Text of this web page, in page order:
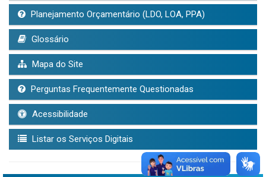
Planejamento Orçamentário (LDO, LOA, PPA)
Glossário
Mapa do Site
Perguntas Frequentemente Questionadas
Acessibilidade
Listar os Serviços Digitais